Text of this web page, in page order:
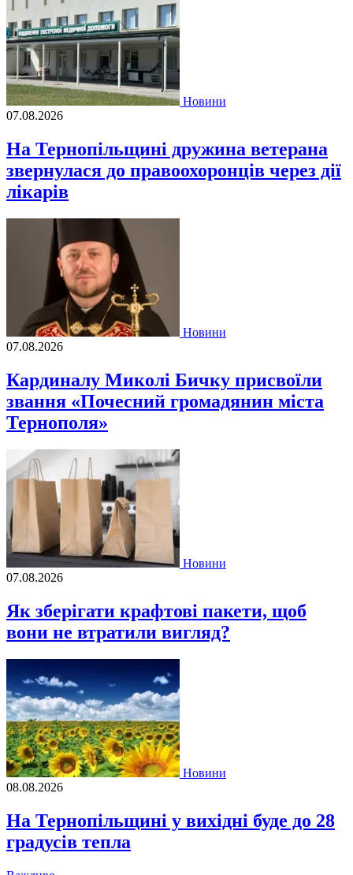
Новини
07.08.2026
На Тернопільщині дружина ветерана
звернулася до правоохоронців через дії
лікарів
Новини
07.08.2026
Кардиналу Миколі Бичку присвоїли
звання «Почесний громадянин міста
Тернополя»
Новини
07.08.2026
Як зберігати крафтові пакети, щоб
вони не втратили вигляд?
Новини
08.08.2026
На Тернопільщині у вихідні буде до 28
градусів тепла